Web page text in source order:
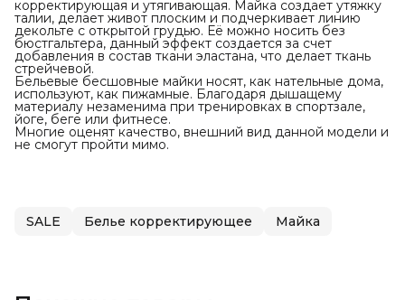
корректирующая и утягивающая. Майка создает утяжку
талии, делает живот плоским и подчеркивает линию
декольте с открытой грудью. Её можно носить без
бюстгальтера, данный эффект создается за счет
добавления в состав ткани эластана, что делает ткань
стрейчевой.
Бельевые бесшовные майки носят, как нательные дома,
используют, как пижамные. Благодаря дышащему
материалу незаменима при тренировках в спортзале,
йоге, беге или фитнесе.
Многие оценят качество, внешний вид данной модели и
не смогут пройти мимо.
SALE Белье корректирующее Майка